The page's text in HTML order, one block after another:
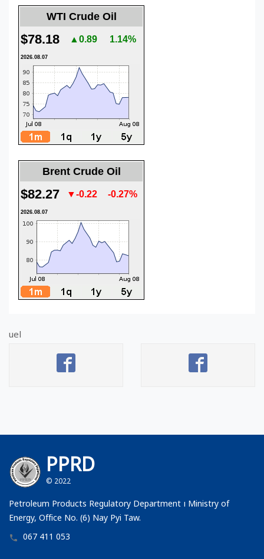
WTI Crude Oil
$78.18 ▲0.89 1.14%
2026.08.07
Brent Crude Oil
$82.27 ▼-0.22 -0.27%
2026.08.07
uel
PPRD
© 2022
Petroleum Products Regulatory Department ၊ Ministry of
Energy, Office No. (6) Nay Pyi Taw.
067 411 053